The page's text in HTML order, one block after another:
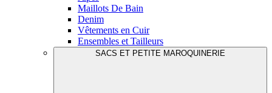
Maillots De Bain
Denim
Vêtements en Cuir
Ensembles et Tailleurs
SACS ET PETITE MAROQUINERIE